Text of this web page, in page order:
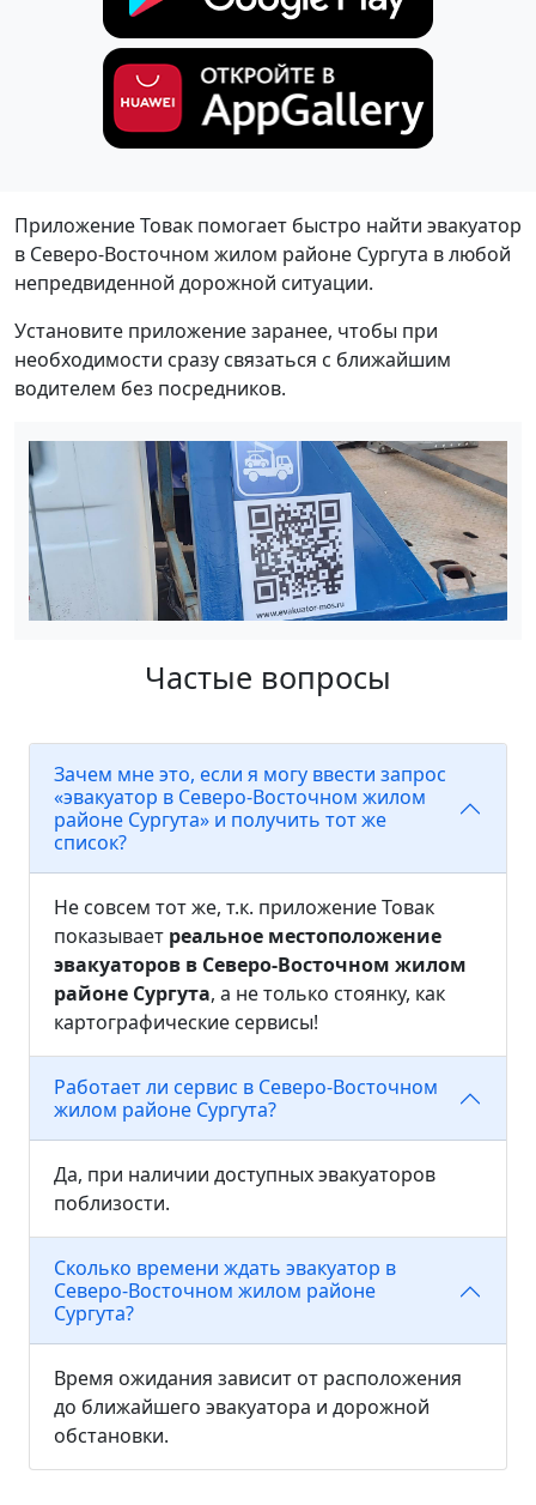
Приложение Товак помогает быстро найти эвакуатор
в Северо-Восточном жилом районе Сургута в любой
непредвиденной дорожной ситуации.
Установите приложение заранее, чтобы при
необходимости сразу связаться с ближайшим
водителем без посредников.
Частые вопросы
Зачем мне это, если я могу ввести запрос
«эвакуатор в Северо-Восточном жилом
районе Сургута» и получить тот же
список?
Не совсем тот же, т.к. приложение Товак
показывает реальное местоположение
эвакуаторов в Северо-Восточном жилом
районе Сургута, а не только стоянку, как
картографические сервисы!
Работает ли сервис в Северо-Восточном
жилом районе Сургута?
Да, при наличии доступных эвакуаторов
поблизости.
Сколько времени ждать эвакуатор в
Северо-Восточном жилом районе
Сургута?
Время ожидания зависит от расположения
до ближайшего эвакуатора и дорожной
обстановки.